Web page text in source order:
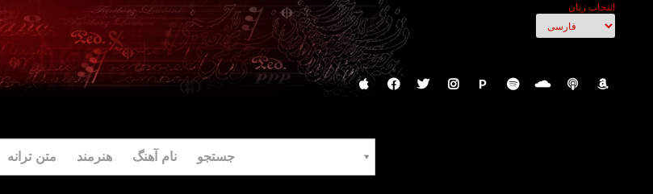
انتخاب زبان
P
جستجو نام آهنگ هنرمند متن ترانه